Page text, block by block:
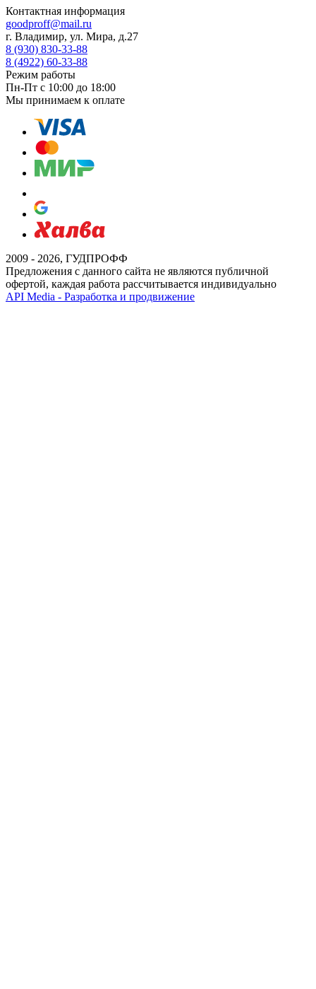
Контактная информация
goodproff@mail.ru
г. Владимир, ул. Мира, д.27
8 (930) 830-33-88
8 (4922) 60-33-88
Режим работы
Пн-Пт с 10:00 до 18:00
Мы принимаем к оплате
2009 - 2026, ГУДПРОФФ
Предложения с данного сайта не являются публичной
офертой, каждая работа рассчитывается индивидуально
API Media - Разработка и продвижение